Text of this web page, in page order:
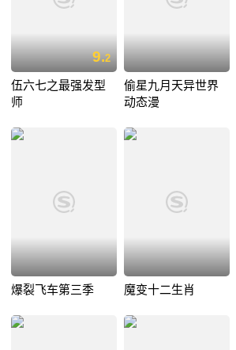
9.2
伍六七之最强发型
师
偷星九月天异世界
动态漫
爆裂飞车第三季 魔变十二生肖